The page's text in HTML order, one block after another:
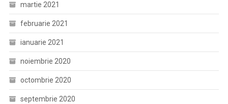
martie 2021
februarie 2021
ianuarie 2021
noiembrie 2020
octombrie 2020
septembrie 2020